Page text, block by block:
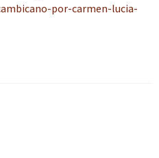
por-carmen-lucia-